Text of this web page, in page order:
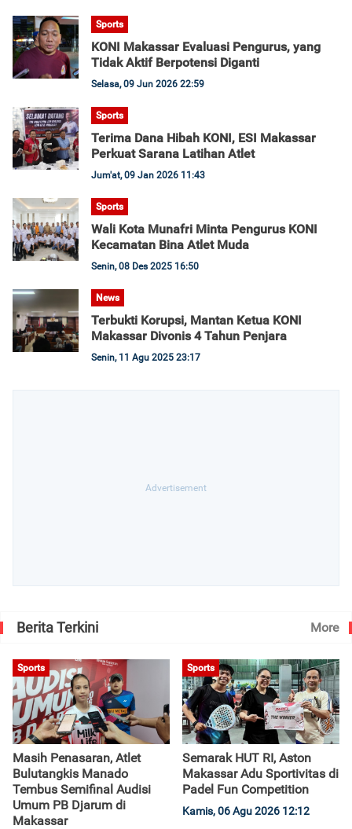
Sports
KONI Makassar Evaluasi Pengurus, yang
Tidak Aktif Berpotensi Diganti
Selasa, 09 Jun 2026 22:59
Sports
Terima Dana Hibah KONI, ESI Makassar
Perkuat Sarana Latihan Atlet
Jum'at, 09 Jan 2026 11:43
Sports
Wali Kota Munafri Minta Pengurus KONI
Kecamatan Bina Atlet Muda
Senin, 08 Des 2025 16:50
News
Terbukti Korupsi, Mantan Ketua KONI
Makassar Divonis 4 Tahun Penjara
Senin, 11 Agu 2025 23:17
Berita Terkini More
Sports
Masih Penasaran, Atlet
Bulutangkis Manado
Tembus Semifinal Audisi
Umum PB Djarum di
Makassar
Sports
Semarak HUT RI, Aston
Makassar Adu Sportivitas di
Padel Fun Competition
Kamis, 06 Agu 2026 12:12